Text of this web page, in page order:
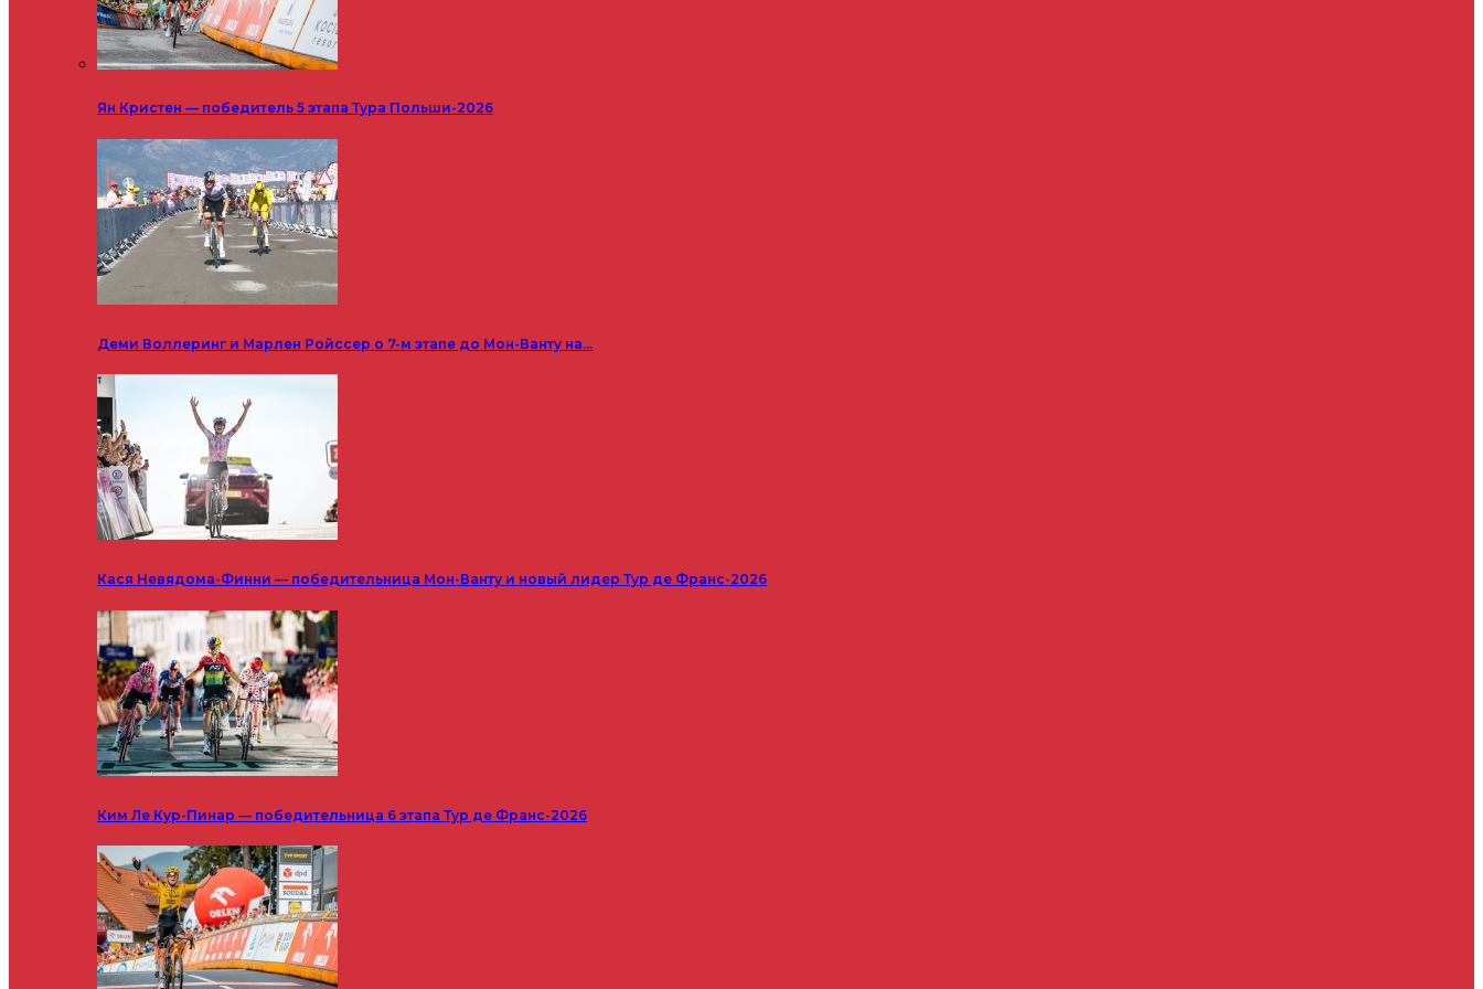
Ян Кристен — победитель 5 этапа Тура Польши-2026
Деми Воллеринг и Марлен Ройссер о 7-м этапе до Мон-Ванту на…
Кася Невядома-Финни — победительница Мон-Ванту и новый лидер Тур де Франс-2026
Ким Ле Кур-Пинар — победительница 6 этапа Тур де Франс-2026